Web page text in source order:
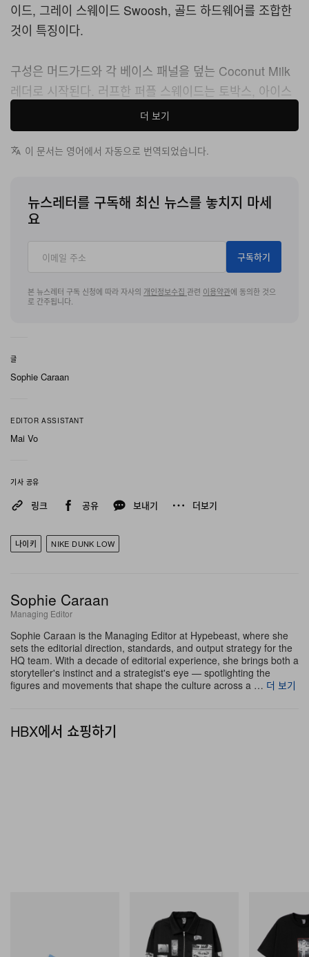
이드, 그레이 스웨이드 Swoosh, 골드 하드웨어를 조합한
것이 특징이다.
구성은 머드가드와 각 베이스 패널을 덮는 Coconut Milk
레더로 시작된다. 러프한 퍼플 스웨이드는 토박스, 아이스
테이, 사이드 패널, 힐을 감싸며 매끈한 가죽과의 질감 대비
를 극대화한다. 그레이 스웨이드 Swoosh는 양 옆 퍼플 영
역을 가로지르며 강렬한 컬러를 절제된 톤으로 눌러 주면
레이 힐 탭이 뒤축까지 이어지며 차분한 무드를 완성한다.
하드웨어와 디테일은 “Game Day” 시리즈 특유의 강한 바
시티 무드를 한층 더한다. 골드 컬러 Nike 브랜딩이 텅 라
벨과 힐, 인솔에 자리해 포인트를 더하고, 포어풋 근처에는
농구공 참과 작은 Nike 로고가 매달려 있어 일반적인 시즌
성 Dunk 컬러웨이와는 다른 스포츠 지향적인 디테일을 부
스포츠웨어 콘셉트와 맞닿는 가장 명확한 시각적 장치로
기능한다.
같은 “Game Day” 시리즈에 포함된 그린 Air Force 1
Low와 비교하면, 이번 Dunk Low는 두 모델 가운데 보다
다 직설적으로 드러낸다면, Dunk Low는 과감한 그래픽
대신 소재의 밀도와 컬러 조합만으로 빈티지 팀 무드를 구
미드솔에는 은은한 에이징 마감이 더해져 전체 팔레트의
으로, 컬렉션 전반의 클래식 코트 & 캠퍼스 풋웨어 오마주
와 맞닿는 검 러버 아웃솔로 마무리해 완성도를 높였다.
더 보기
이 문서는 영어에서 자동으로 번역되었습니다.
뉴스레터를 구독해 최신 뉴스를 놓치지 마세
요
구독하기
본 뉴스레터 구독 신청에 따라 자사의 개인정보수집 관련 이용약관에 동의한 것으
로 간주됩니다.
글
Sophie Caraan
EDITOR ASSISTANT
Mai Vo
기사 공유
링크 공유 보내기 더보기
나이키 NIKE DUNK LOW
Sophie Caraan
Managing Editor
Sophie Caraan is the Managing Editor at Hypebeast, where she
sets the editorial direction, standards, and output strategy for the
HQ team. With a decade of editorial experience, she brings both a
storyteller's instinct and a strategist's eye — spotlighting the
figures and movements that shape the culture across a … 더 보기
HBX에서 쇼핑하기
Billionaire Boys Club X Initial
D Cotton Jacket
쇼핑하기
BILLIONAIRE
INITIAL D
쇼핑하기